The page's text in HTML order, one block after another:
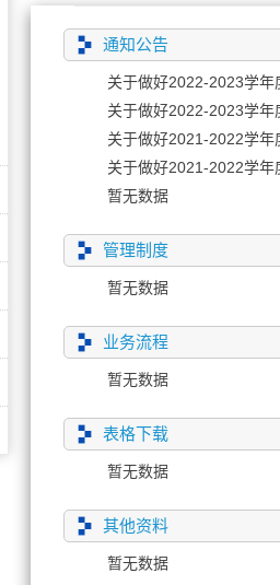
通知公告
关于做好2022-2023学
关于做好2022-2023学
关于做好2021-2022学
关于做好2021-2022学
暂无数据
管理制度
暂无数据
业务流程
暂无数据
表格下载
暂无数据
其他资料
暂无数据